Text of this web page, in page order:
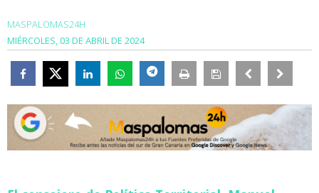
MASPALOMAS24H
MIÉRCOLES, 03 DE ABRIL DE 2024